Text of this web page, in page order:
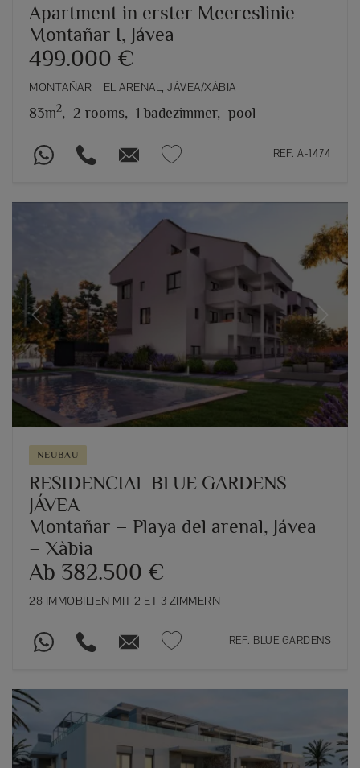
Apartment in erster Meereslinie –
Montañar I, Jávea
499.000 €
MONTAÑAR – EL ARENAL, JÁVEA/XÀBIA
83m2, 2 rooms, 1 badezimmer, pool
REF. A-1474
Previous Next
NEUBAU
RESIDENCIAL BLUE GARDENS
JÁVEA
Montañar – Playa del arenal, Jávea
– Xàbia
Ab 382.500 €
28 IMMOBILIEN MIT 2 ET 3 ZIMMERN
REF. BLUE GARDENS